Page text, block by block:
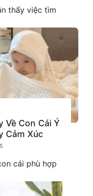
thấy việc tìm
Về Con Cái Ý
Cảm Xúc
cái phù hợp